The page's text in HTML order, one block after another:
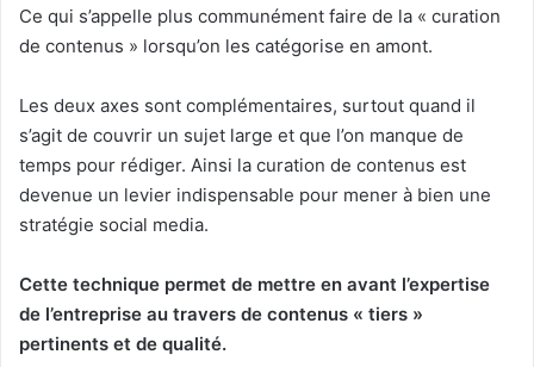
Ce qui s’appelle plus communément faire de la « curation
de contenus » lorsqu’on les catégorise en amont.
Les deux axes sont complémentaires, surtout quand il
s’agit de couvrir un sujet large et que l’on manque de
temps pour rédiger. Ainsi la curation de contenus est
devenue un levier indispensable pour mener à bien une
stratégie social media.
Cette technique permet de mettre en avant l’expertise
de l’entreprise au travers de contenus « tiers »
pertinents et de qualité.